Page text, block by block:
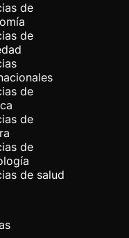
de
de
de
de
de
de salud